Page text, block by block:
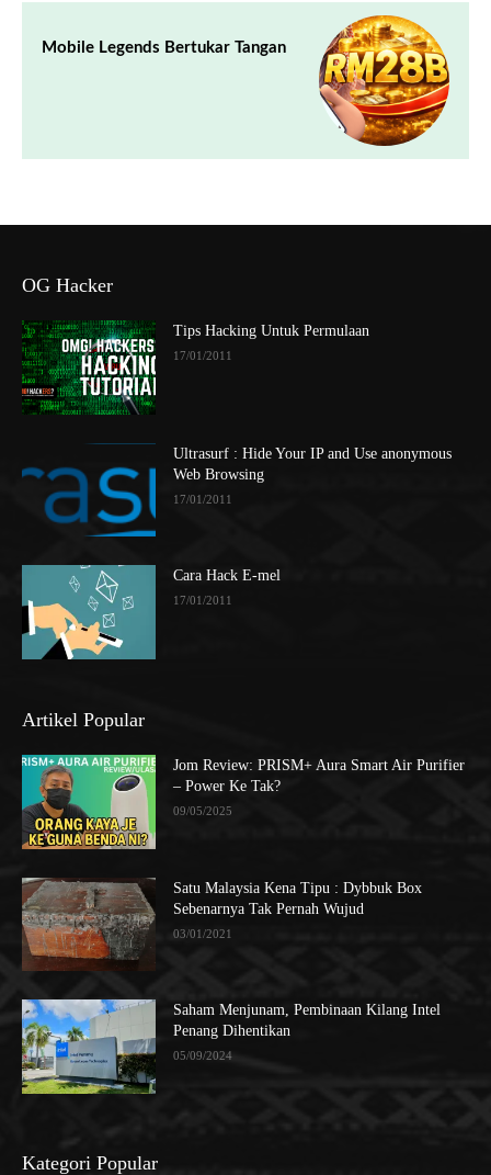
Mobile Legends Bertukar Tangan
OG Hacker
Tips Hacking Untuk Permulaan
17/01/2011
Ultrasurf : Hide Your IP and Use anonymous
Web Browsing
17/01/2011
Cara Hack E-mel
17/01/2011
Artikel Popular
Jom Review: PRISM+ Aura Smart Air Purifier
– Power Ke Tak?
09/05/2025
Satu Malaysia Kena Tipu : Dybbuk Box
Sebenarnya Tak Pernah Wujud
03/01/2021
Saham Menjunam, Pembinaan Kilang Intel
Penang Dihentikan
05/09/2024
Kategori Popular